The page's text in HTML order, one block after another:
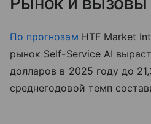
По прогнозам HTF Market
рынок Self-Service AI
долларов в 2025 году до
среднегодовой темп